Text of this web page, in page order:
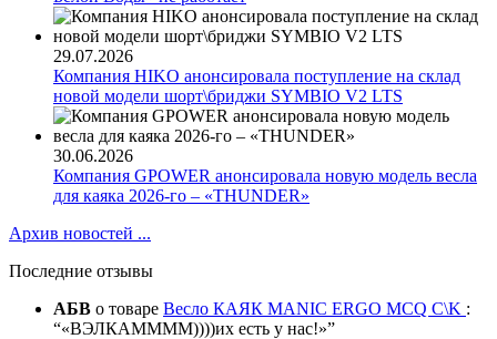
29.07.2026
Компания HIKO анонсировала поступление на склад
новой модели шорт\бриджи SYMBIO V2 LTS
30.06.2026
Компания GPOWER анонсировала новую модель весла
для каяка 2026-го – «THUNDER»
Архив новостей ...
Последние отзывы
АБВ о товаре Весло КАЯК MANIC ERGO MCQ C\K :
«ВЭЛКАММММ))))их есть у нас!»